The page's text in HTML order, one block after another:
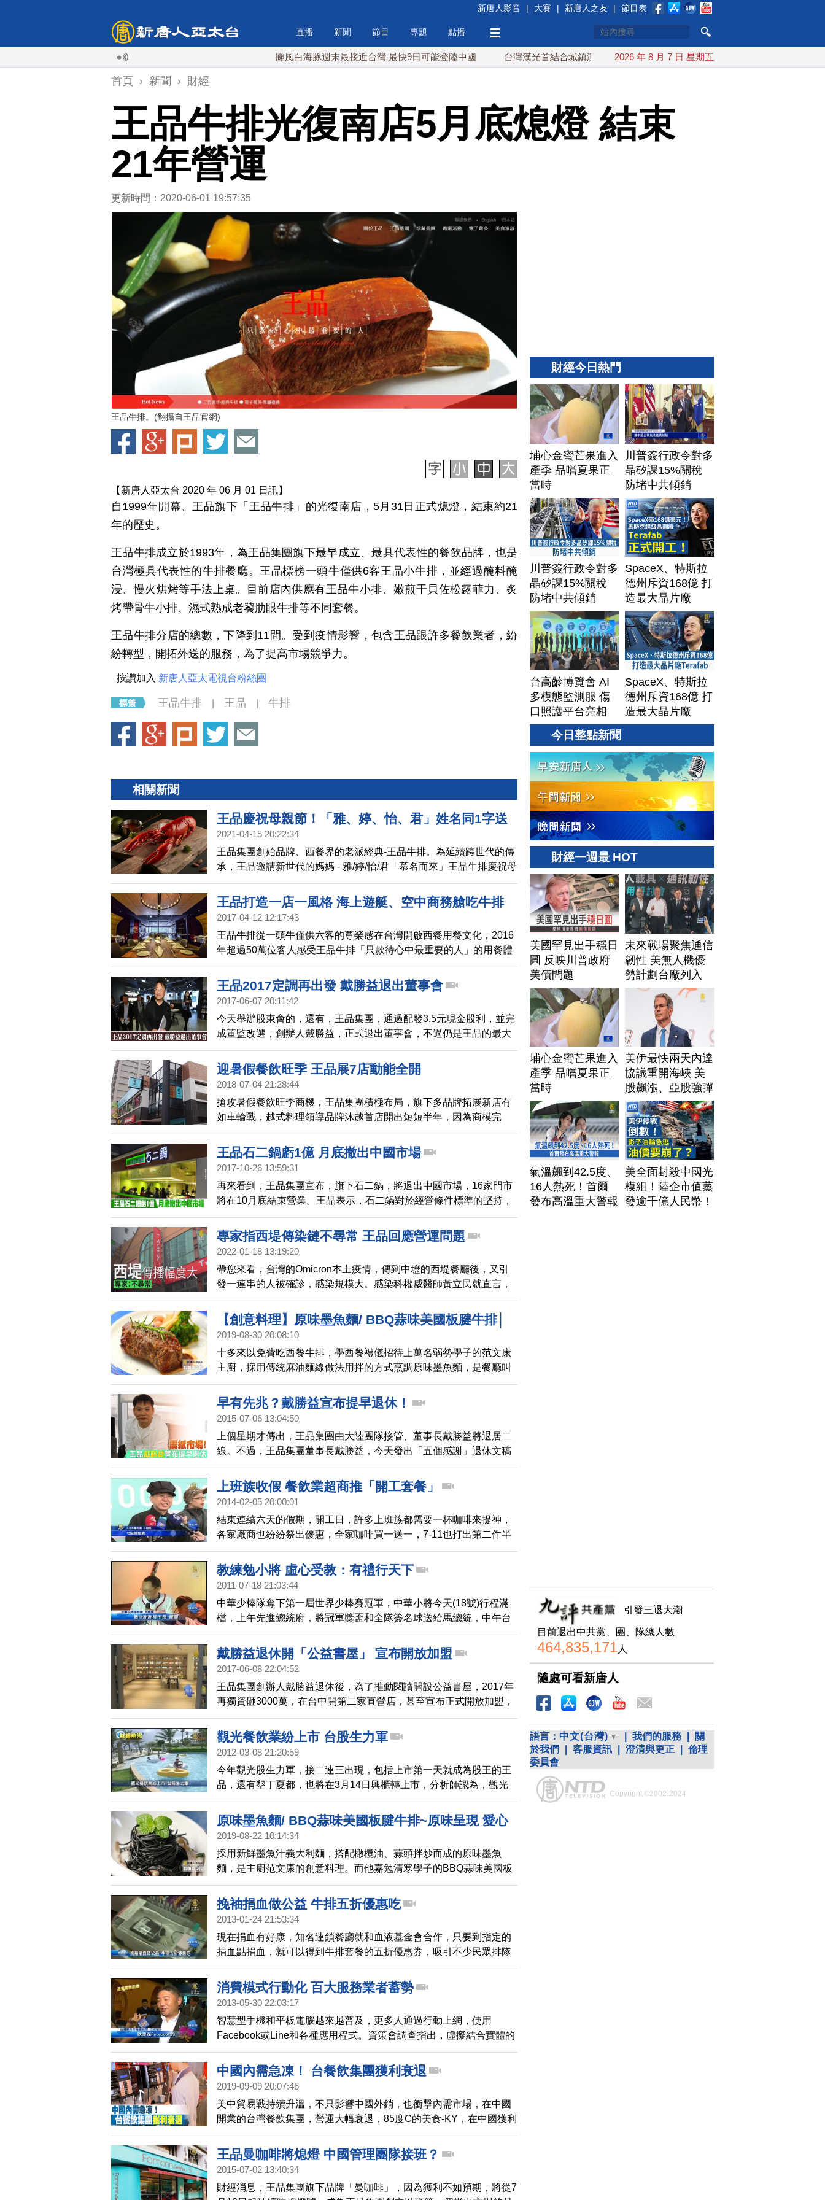
新唐人影音 | 大賽 | 新唐人之友 | 節目表
直播 新聞 節目 專題 點播
颱風白海豚週末最接近台灣 最快9日可能登陸中國 台灣漢光首結合城鎮演習 AIT連續發文讚「韌性台灣」
2026 年 8 月 7 日 星期五
首頁 › 新聞 › 財經
王品牛排光復南店5月底熄燈 結束
21年營運
更新時間：2020-06-01 19:57:35
王品牛排。(翻攝自王品官網)
【新唐人亞太台 2020 年 06 月 01 日訊】
自1999年開幕、王品旗下「王品牛排」的光復南店，5月31日正式熄燈，結束約21
年的歷史。
王品牛排成立於1993年，為王品集團旗下最早成立、最具代表性的餐飲品牌，也是
台灣極具代表性的牛排餐廳。王品標榜一頭牛僅供6客王品小牛排，並經過醃料醃
浸、慢火烘烤等手法上桌。目前店內供應有王品牛小排、嫩煎干貝佐松露菲力、炙
烤帶骨牛小排、濕式熟成老饕肋眼牛排等不同套餐。
王品牛排分店的總數，下降到11間。受到疫情影響，包含王品跟許多餐飲業者，紛
紛轉型，開拓外送的服務，為了提高市場競爭力。
按讚加入 新唐人亞太電視台粉絲團
王品牛排 王品 牛排
相關新聞
王品慶祝母親節！「雅、婷、怡、君」姓名同1字送
半隻龍蝦
2021-04-15 20:22:34
王品集團創始品牌、西餐界的老派經典-王品牛排。為延續跨世代的傳
承，王品邀請新世代的媽媽 - 雅/婷/怡/君「慕名而來」王品牛排慶祝母
親節，凡「雅」「婷」「怡」「君」來店消費套餐，出示姓名證件，
只要姓名相同1個字，就送「法式紅醬龍蝦」半隻(價值$528)，如果相
同2個字，不管是雅婷、怡君還是婷婷，都送一整隻「法式紅醬龍蝦」
「婷」「怡」「君」趕快站出來相約吃王品！
王品打造一店一風格 海上遊艇、空中商務艙吃牛排
2017-04-12 12:17:43
王品牛排從一頭牛僅供六客的尊榮感在台灣開啟西餐用餐文化，2016
年超過50萬位客人感受王品牛排「只款待心中最重要的人」的用餐體
驗，以及堅持給顧客品嚐好食材的服務精神；王品牛排存在顧客心中
的記憶，就像啟動內心的時光機，一邊用餐一邊會閃過每一個階段所
留下的片段、每段生活經驗所帶來的成長蛻變，回憶見證每個地區文
王品2017定調再出發 戴勝益退出董事會
2017-06-07 20:11:42
今天舉辦股東會的，還有，王品集團，通過配發3.5元現金股利，並完
成董監改選，創辦人戴勝益，正式退出董事會，不過仍是王品的最大
股東。
迎暑假餐飲旺季 王品展7店動能全開
2018-07-04 21:28:44
搶攻暑假餐飲旺季商機，王品集團積極布局，旗下多品牌拓展新店有
如車輪戰，越式料理領導品牌沐越首店開出短短半年，因為商模完
整、營收狀況合於預算目標，王品決定在古亭商圈開出第二店，沐越
的表現，證明王品集團開創新品牌的精準度、穩定度日漸成熟，新品
牌的育成期間縮短，並且可以快速複製展店，有助增長王品集團的營
王品石二鍋虧1億 月底撤出中國市場
2017-10-26 13:59:31
再來看到，王品集團宣布，旗下石二鍋，將退出中國市場，16家門市
將在10月底結束營業。王品表示，石二鍋對於經營條件標準的堅持，
包括在食材、食安、服務的要求，導致競爭困難，難以在大陸市場有
效發揮。王品中國事業群今年前9月營收占比41%。依據今年上半年財
報，石二鍋累積虧損，達新台幣1億元。
專家指西堤傳染鏈不尋常 王品回應營運問題
2022-01-18 13:19:20
帶您來看，台灣的Omicron本土疫情，傳到中壢的西堤餐廳後，又引
發一連串的人被確診，感染規模大。感染科權威醫師黃立民就直言，
這件事情不尋常，餐廳要考慮空調是否要做改善。此外，正值過年前
的關鍵時間點，黃立民也呼籲民眾自主減少大型聚會，度過這波疫
情。
【創意料理】原味墨魚麵/ BBQ蒜味美國板腱牛排│
廚娘香Q秀(544)
2019-08-30 20:08:10
十多來以免費吃西餐牛排，學西餐禮儀招待上萬名弱勢學子的范文康
主廚，採用傳統麻油麵線做法用拌的方式烹調原味墨魚麵，是餐廳叫
好的料理。他提醒九層塔要切才有香氣，菇加水及奶油炒成濃縮狀，
可保存又可煮湯。獨特蒜味sauce，配上板腱牛排的厚實，BBQ蒜味
美國板腱牛排充滿愛心美味。去掉的牛排筋可煮高湯或做PIZZA。熱
汁放乾淨容器裡最多可放一星期。
早有先兆？戴勝益宣布提早退休！
2015-07-06 13:04:50
上個星期才傳出，王品集團由大陸團隊接管、董事長戴勝益將退居二
線。不過，王品集團董事長戴勝益，今天發出「五個感謝」退休文稿
給王品集團全體同仁，宣布自即刻起退休。戴勝益是透過秘書對外發
表訊息，據了解，雖然擁有王品集團最多的20.07%股權，但董事長戴
勝益仍毅然辭去董事長一職，而這與他之前所宣布的 65歲退休，整整
4%。
上班族收假 餐飲業超商推「開工套餐」
2014-02-05 20:00:01
結束連續六天的假期，開工日，許多上班族都需要一杯咖啡來提神，
各家廠商也紛紛祭出優惠，全家咖啡買一送一，7-11也打出第二件半
價，王品集團旗下曼咖啡，也推出優惠活動，早餐買一送一。藉著優
惠活動，拉抬買氣，業者表示，開工日推出優惠活動，業績會比平日
成長兩到三倍。
教練勉小將 虛心受教：有禮行天下
2011-07-18 21:03:44
中華少棒隊奪下第一屆世界少棒賽冠軍，中華小將今天(18號)行程滿
檔，上午先進總統府，將冠軍獎盃和全隊簽名球送給馬總統，中午台
北市長郝龍斌請全隊吃牛排，好好慶祝一番，這群小球員在場上的精
采表現，不但讓國球榮耀再現，也讓政府再度重視運動發展的重要
性。
戴勝益退休開「公益書屋」 宣布開放加盟
2017-06-08 22:04:52
王品集團創辦人戴勝益退休後，為了推動閱讀開設公益書屋，2017年
再獨資砸3000萬，在台中開第二家直營店，甚至宣布正式開放加盟，
只要有心的企業願意共襄盛舉，不收權利金、不收營利抽成，但是必
須遵守80條守則，到底堅持的理念有哪些？一起來了解！
觀光餐飲業紛上市 台股生力軍
2012-03-08 21:20:59
今年觀光股生力軍，接二連三出現，包括上市第一天就成為股王的王
品，還有墾丁夏都，也將在3月14日興櫃轉上市，分析師認為，觀光
餐飲業搭配兩岸題材，後勢看漲，倒是股民看法兩極，畢竟瘦肉精風
波持續延燒，投資心態比較謹慎。
原味墨魚麵/ BBQ蒜味美國板腱牛排~原味呈現 愛心
料理│廚娘香Q秀(544)預告
2019-08-22 10:14:34
採用新鮮墨魚汁義大利麵，搭配橄欖油、蒜頭拌炒而成的原味墨魚
麵，是主廚范文康的創意料理。而他嘉勉清寒學子的BBQ蒜味美國板
腱牛排，充滿美味與愛心！
挽袖捐血做公益 牛排五折優惠吃
2013-01-24 21:53:34
現在捐血有好康，知名連鎖餐廳就和血液基金會合作，只要到指定的
捐血點捐血，就可以得到牛排套餐的五折優惠券，吸引不少民眾排隊
捐血，有三代同堂一起來，也有老外前來響應。
消費模式行動化 百大服務業者蓄勢
2013-05-30 22:03:17
智慧型手機和平板電腦越來越普及，更多人通過行動上網，使用
Facebook或Line和各種應用程式。資策會調查指出，虛擬結合實體的
服務模式將成為新的消費趨勢，各大服務業者也紛紛加緊腳步，通過
科技應用服務，想抓住消費者的心。
中國內需急凍！ 台餐飲集團獲利衰退
2019-09-09 20:07:46
美中貿易戰持續升溫，不只影響中國外銷，也衝擊內需市場，在中國
開業的台灣餐飲集團，營運大幅衰退，85度C的美食-KY，在中國獲利
縮水將近2/3，王品也只剩下零頭，瓦城泰統更罕見出現認列虧損612
萬元，王品也坦言大環境挑戰多，正在積極調整體質。
王品曼咖啡將熄燈 中國管理團隊接班？
2015-07-02 13:40:34
財經消息，王品集團旗下品牌「曼咖啡」，因為獲利不如預期，將從7
財經今日熱門
埔心金蜜芒果進入
產季 品嚐夏果正
當時
川普簽行政令對多
晶矽課15%關稅
防堵中共傾銷
川普簽行政令對多
晶矽課15%關稅
防堵中共傾銷
SpaceX、特斯拉
德州斥資168億 打
造最大晶片廠
Terafab
台高齡博覽會 AI
多模態監測服 傷
口照護平台亮相
SpaceX、特斯拉
德州斥資168億 打
造最大晶片廠
Terafab
今日整點新聞
財經一週最 HOT
美國罕見出手穩日
圓 反映川普政府
美債問題
未來戰場聚焦通信
韌性 美無人機優
勢計劃台廠列入
埔心金蜜芒果進入
產季 品嚐夏果正
當時
美伊最快兩天內達
協議重開海峽 美
股飆漲、亞股強彈
氣溫飆到42.5度、
16人熱死！首爾
發布高溫重大警報
美全面封殺中國光
模組！陸企市值蒸
發逾千億人民幣！
引發三退大潮
目前退出中共黨、團、隊總人數
464,835,171人
隨處可看新唐人
語言： 中文(台灣) 我們的服務
關
於我們
客服資訊 澄清與更正
倫理
委員會
Copyright ©2002-2024